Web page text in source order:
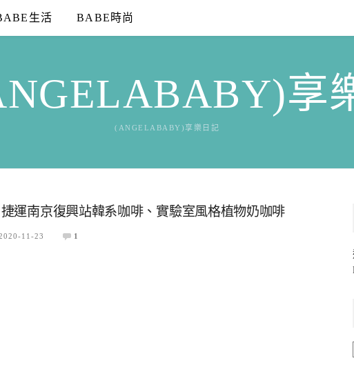
生活 BABE時尚
享
(ANGELABABY)享樂日記
運南京復興站韓系咖啡、實驗室風格植物奶咖啡
11-23 1